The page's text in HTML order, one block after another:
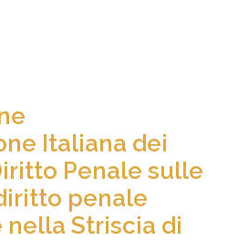
Italiana dei
Penale sulle
penale
Striscia di